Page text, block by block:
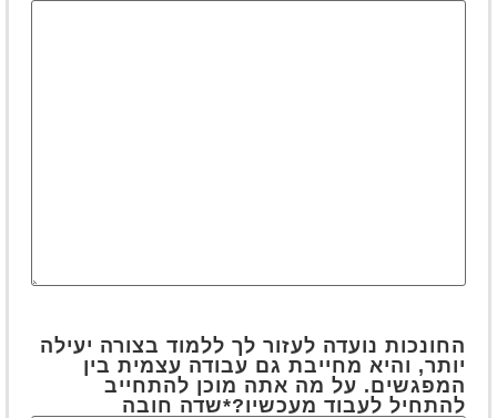
החונכות נועדה לעזור לך ללמוד בצורה יעילה
יותר, והיא מחייבת גם עבודה עצמית בין
המפגשים. על מה אתה מוכן להתחייב
להתחיל לעבוד מעכשיו?*שדה חובה